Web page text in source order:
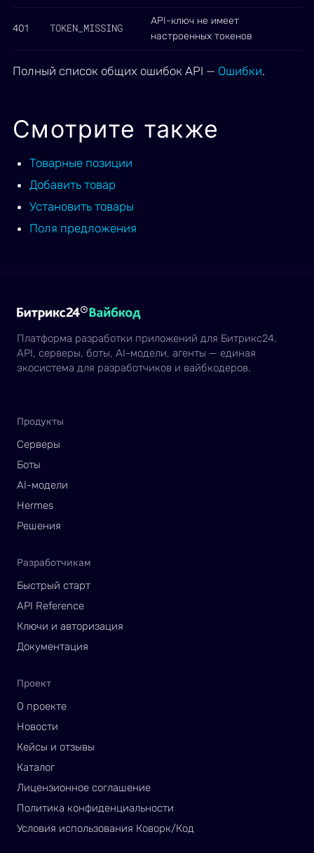
401 TOKEN_MISSING
API-ключ не имеет
настроенных токенов
Полный список общих ошибок API — Ошибки.
Смотрите также
Товарные позиции
Добавить товар
Установить товары
Поля предложения
Платформа разработки приложений для Битрикс24.
API, серверы, боты, AI-модели, агенты — единая
экосистема для разработчиков и вайбкодеров.
Продукты
Серверы
Боты
AI-модели
Hermes
Решения
Разработчикам
Быстрый старт
API Reference
Ключи и авторизация
Документация
Проект
О проекте
Новости
Кейсы и отзывы
Каталог
Лицензионное соглашение
Политика конфиденциальности
Условия использования Коворк/Код